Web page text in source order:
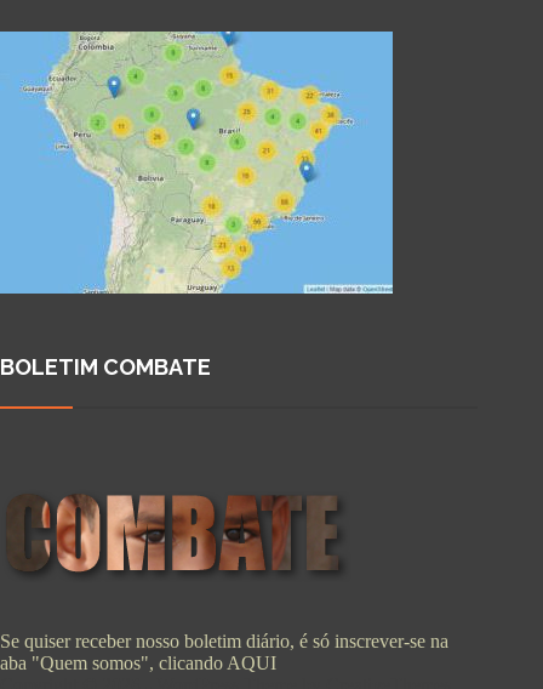
BOLETIM COMBATE
Se quiser receber nosso boletim diário, é só inscrever-se na
aba "Quem somos", clicando AQUI